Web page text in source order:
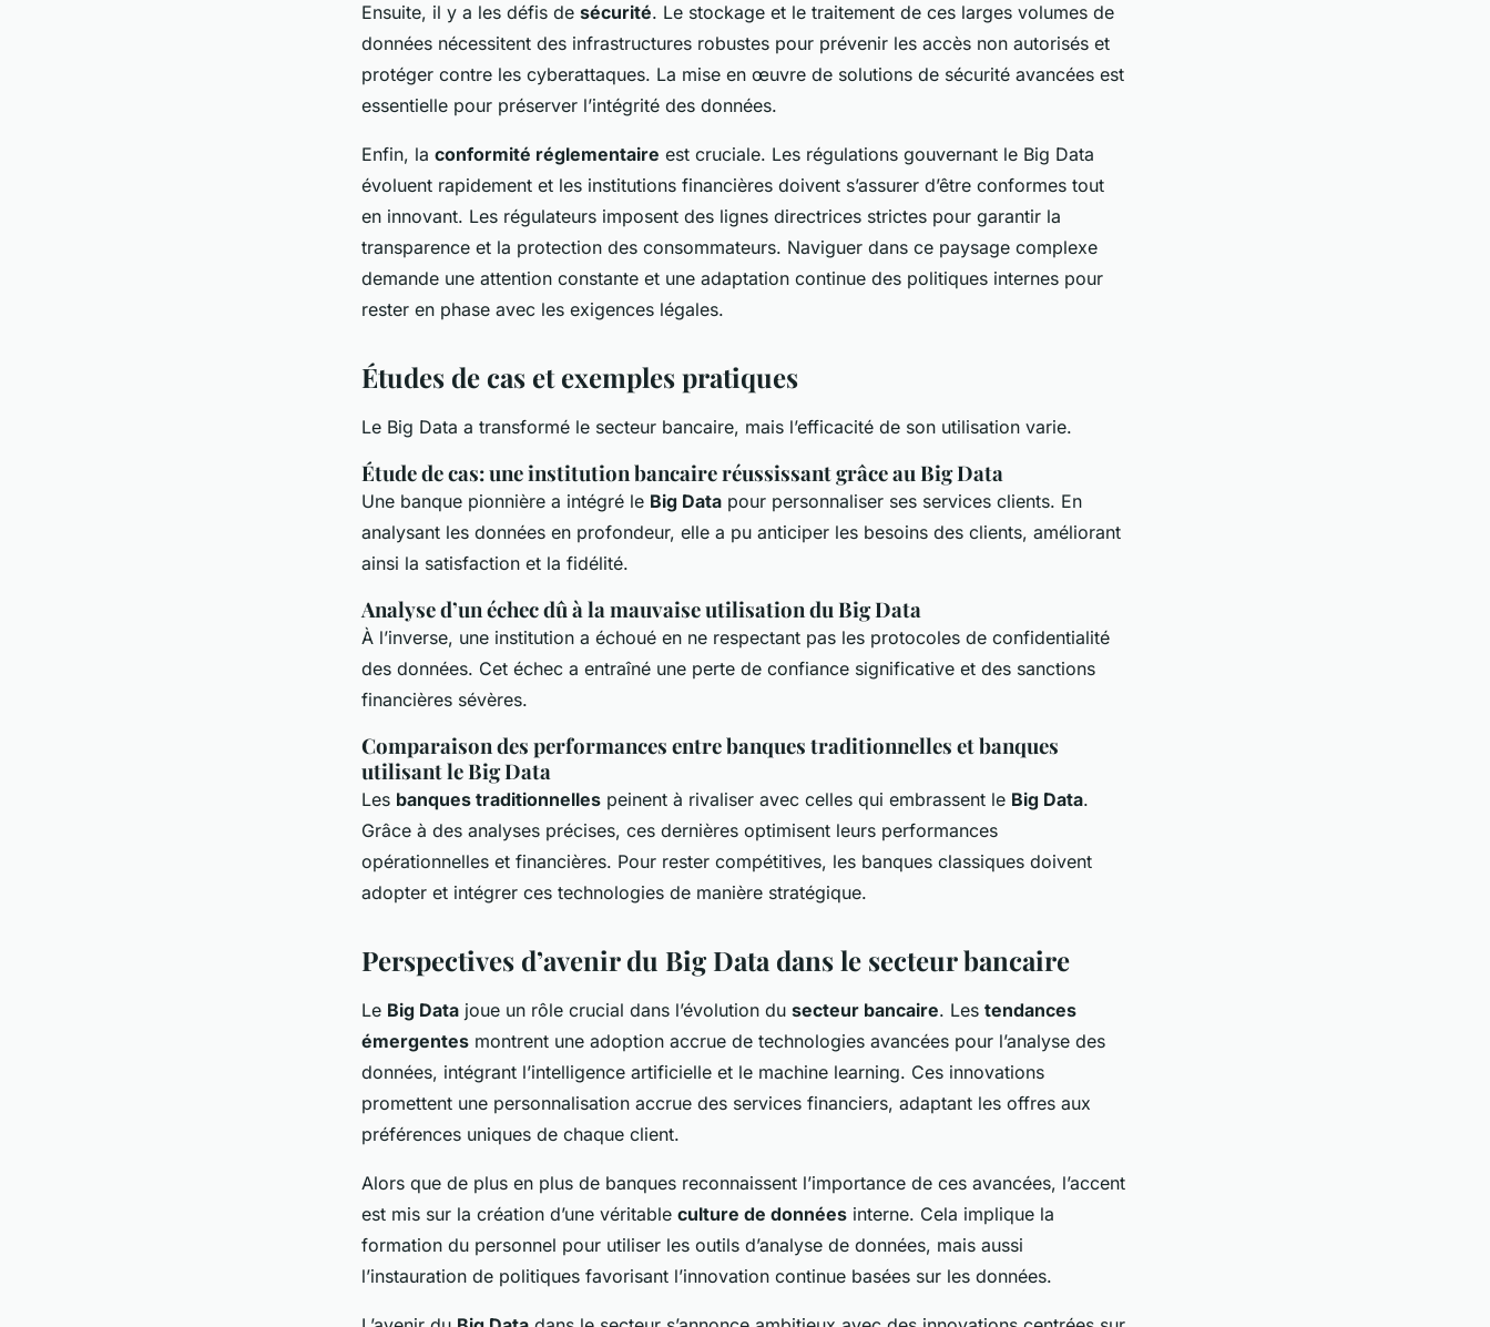
Ensuite, il y a les défis de sécurité. Le stockage et le traitement de ces larges volumes de
données nécessitent des infrastructures robustes pour prévenir les accès non autorisés et
protéger contre les cyberattaques. La mise en œuvre de solutions de sécurité avancées est
essentielle pour préserver l’intégrité des données.
Enfin, la conformité réglementaire est cruciale. Les régulations gouvernant le Big Data
évoluent rapidement et les institutions financières doivent s’assurer d’être conformes tout
en innovant. Les régulateurs imposent des lignes directrices strictes pour garantir la
transparence et la protection des consommateurs. Naviguer dans ce paysage complexe
demande une attention constante et une adaptation continue des politiques internes pour
rester en phase avec les exigences légales.
Études de cas et exemples pratiques
Le Big Data a transformé le secteur bancaire, mais l’efficacité de son utilisation varie.
Étude de cas: une institution bancaire réussissant grâce au Big Data
Une banque pionnière a intégré le Big Data pour personnaliser ses services clients. En
analysant les données en profondeur, elle a pu anticiper les besoins des clients, améliorant
ainsi la satisfaction et la fidélité.
Analyse d’un échec dû à la mauvaise utilisation du Big Data
À l’inverse, une institution a échoué en ne respectant pas les protocoles de confidentialité
des données. Cet échec a entraîné une perte de confiance significative et des sanctions
financières sévères.
Comparaison des performances entre banques traditionnelles et banques
utilisant le Big Data
Les banques traditionnelles peinent à rivaliser avec celles qui embrassent le Big Data.
Grâce à des analyses précises, ces dernières optimisent leurs performances
opérationnelles et financières. Pour rester compétitives, les banques classiques doivent
adopter et intégrer ces technologies de manière stratégique.
Perspectives d’avenir du Big Data dans le secteur bancaire
Le Big Data joue un rôle crucial dans l’évolution du secteur bancaire. Les tendances
émergentes montrent une adoption accrue de technologies avancées pour l’analyse des
données, intégrant l’intelligence artificielle et le machine learning. Ces innovations
promettent une personnalisation accrue des services financiers, adaptant les offres aux
préférences uniques de chaque client.
Alors que de plus en plus de banques reconnaissent l’importance de ces avancées, l’accent
est mis sur la création d’une véritable culture de données interne. Cela implique la
formation du personnel pour utiliser les outils d’analyse de données, mais aussi
l’instauration de politiques favorisant l’innovation continue basées sur les données.